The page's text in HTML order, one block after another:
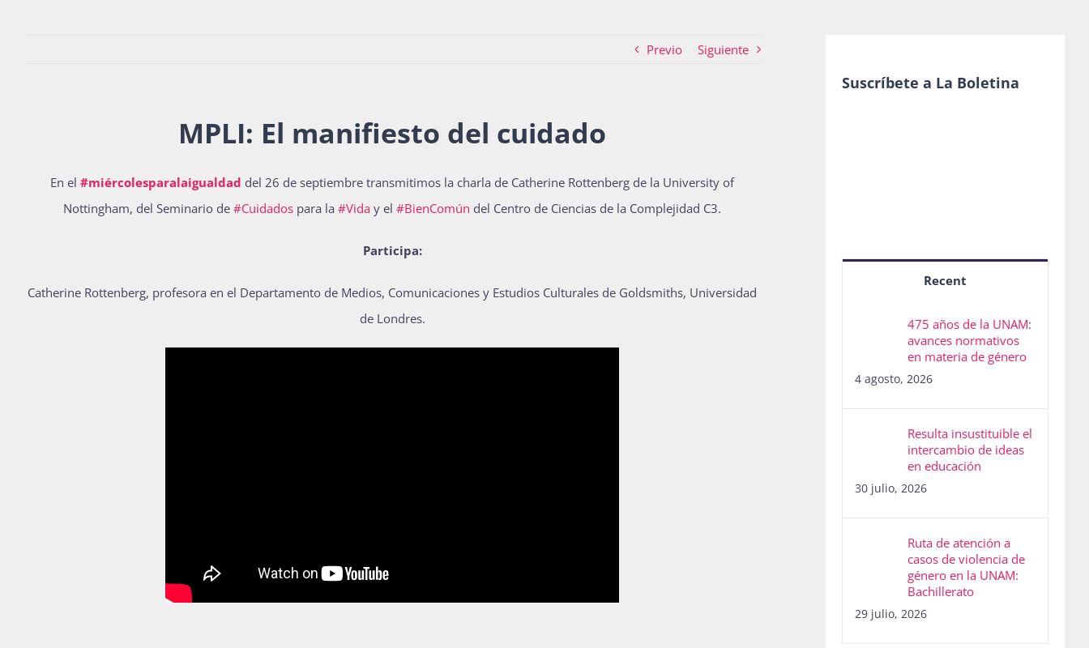
Previo Siguiente
MPLI: El manifiesto del cuidado
En el#miércolesparalaigualdad del 26 de septiembre transmitimos la charla de Catherine Rottenberg de la University of
Nottingham, del Seminario de#Cuidados para la#Vida y el#BienComún del Centro de Ciencias de la Complejidad C3.
Participa:
Catherine Rottenberg, profesora en el Departamento de Medios, Comunicaciones y Estudios Culturales de Goldsmiths, Universidad
de Londres.
Suscríbete a La Boletina
Recent
475 años de la UNAM:
avances normativos
en materia de género
4 agosto, 2026
Resulta insustituible el
intercambio de ideas
en educación
30 julio, 2026
Ruta de atención a
casos de violencia de
género en la UNAM:
Bachillerato
29 julio, 2026